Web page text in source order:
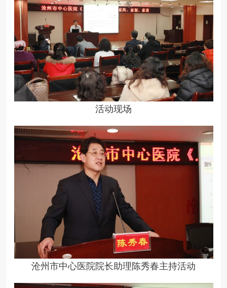
活动现场
沧州市中心医院院长助理陈秀春主持活动